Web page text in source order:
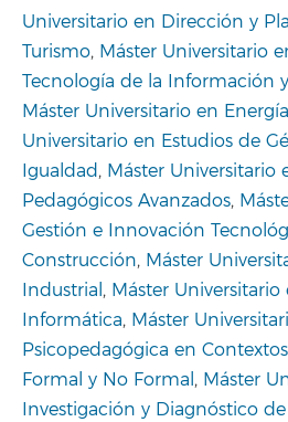
Universitario en Dirección y
Turismo, Máster Universitario
Tecnología de la Información
Máster Universitario en
Universitario en Estudios de
Igualdad, Máster Universitario
Pedagógicos Avanzados,
Gestión e Innovación
Construcción, Máster
Industrial, Máster
Informática, Máster
Psicopedagógica en
Formal y No Formal, Máster
Investigación y Diagnóstico